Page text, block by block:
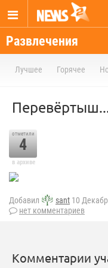
Развлечения
Лучшее Горячее
отметили
4
в архиве
Добавил sant 10
нет комментариев
Комментарии